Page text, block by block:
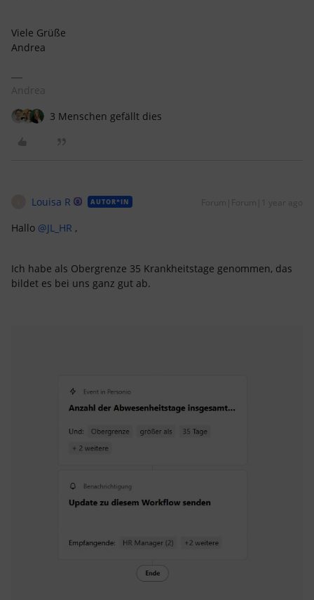
Viele Grüße
Andrea
Andrea
3 Menschen gefällt dies
Louisa R AUTOR*IN Forum|Forum|1 year ago
Hallo ​ @JL_HR ,
Ich habe als Obergrenze 35 Krankheitstage genommen, das
bildet es bei uns ganz gut ab.